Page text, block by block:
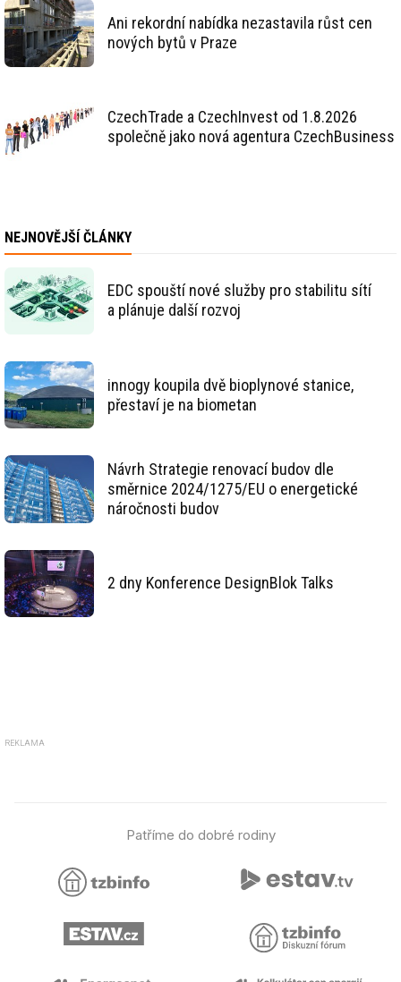
Ani rekordní nabídka nezastavila růst cen
nových bytů v Praze
CzechTrade a CzechInvest od 1.8.2026
společně jako nová agentura CzechBusiness
NEJNOVĚJŠÍ ČLÁNKY
EDC spouští nové služby pro stabilitu sítí
a plánuje další rozvoj
innogy koupila dvě bioplynové stanice,
přestaví je na biometan
Návrh Strategie renovací budov dle
směrnice 2024/1275/EU o energetické
náročnosti budov
2 dny Konference DesignBlok Talks
REKLAMA
Patříme do dobré rodiny